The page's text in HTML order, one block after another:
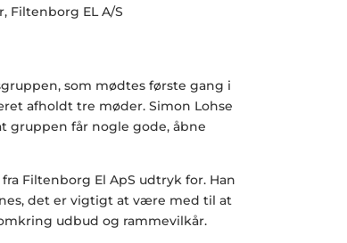
Filtenborg EL A/S
som mødtes første gang i
afholdt tre møder. Simon Lohse
gruppen får nogle gode, åbne
Filtenborg El ApS udtryk for. Han
det er vigtigt at være med til at
udbud og rammevilkår.